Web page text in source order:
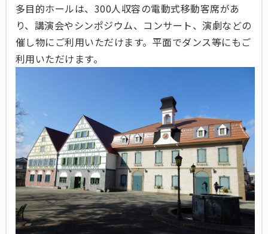
多目的ホールは、300人収容の電動式移動客席があ
り、講演会やシンポジウム、コンサート、演劇などの
催し物にご利用いただけます。平面でダンス等にもご
利用いただけます。